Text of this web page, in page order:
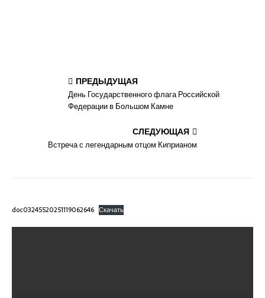
ПРЕДЫДУЩАЯ
День Государственного флага Российской
Федерации в Большом Камне
СЛЕДУЮЩАЯ
Встреча с легендарным отцом Киприаном
doc03245520251119062646 Скачать